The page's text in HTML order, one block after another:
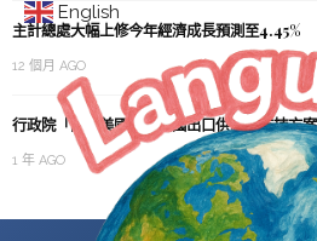
English
主計總處大幅上修今年經濟成長預測至4.45%
12 個月 AGO
行政院「因應美國關稅我國出口供應鏈支持方
1 年 AGO